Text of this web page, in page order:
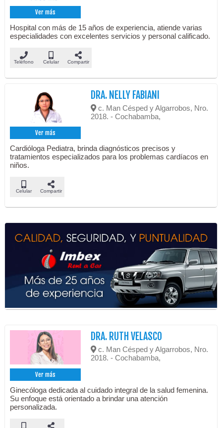
Ver más
Hospital con más de 15 años de experiencia, atiende varias
especialidades con excelentes servicios y personal calificado.
Teléfono Celular Compartir
Ver más
DRA. NELLY FABIANI
c. Man Césped y Algarrobos, Nro.
2018. - Cochabamba,
Cardióloga Pediatra, brinda diagnósticos precisos y
tratamientos especializados para los problemas cardíacos en
niños.
Celular Compartir
Ver más
DRA. RUTH VELASCO
c. Man Césped y Algarrobos, Nro.
2018. - Cochabamba,
Ginecóloga dedicada al cuidado integral de la salud femenina.
Su enfoque está orientado a brindar una atención
personalizada.